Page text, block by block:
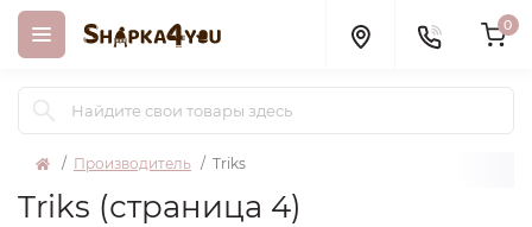
0
Производитель Triks
Triks (страница 4)